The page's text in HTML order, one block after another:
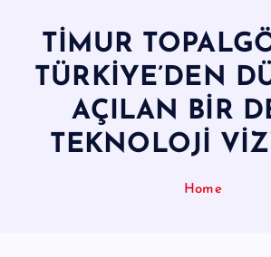
M
e
d
y
a
H
TİMUR
TÜRKİYE’DEN
AÇILAN BİR
TEKNOLOJİ
Home